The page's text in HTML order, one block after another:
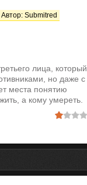
Submitred
лица, который
но даже с
места понятию
а кому умереть.